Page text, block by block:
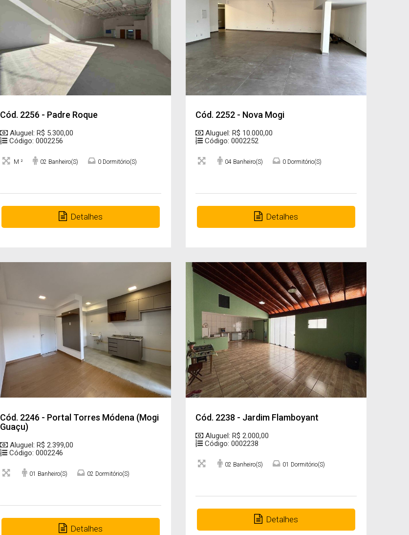
Cód. 2256 - Padre Roque
Aluguel: R$ 5.300,00
Código: 0002256
M ² 02 Banheiro(s) 0 Dormitório(s)
Detalhes
Cód. 2252 - Nova Mogi
Aluguel: R$ 10.000,00
Código: 0002252
04 Banheiro(s) 0 Dormitório(s)
Detalhes
Cód. 2246 - Portal Torres Módena (Mogi
Guaçu)
Aluguel: R$ 2.399,00
Código: 0002246
01 Banheiro(s) 02 Dormitório(s)
Detalhes
Cód. 2238 - Jardim Flamboyant
Aluguel: R$ 2.000,00
Código: 0002238
02 Banheiro(s) 01 Dormitório(s)
Detalhes